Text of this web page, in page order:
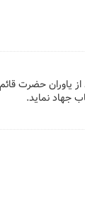
یاوران حضرت
جهاد نماید.